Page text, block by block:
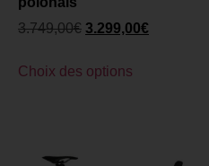
3.749,00€ 3.299,00€
Choix des options